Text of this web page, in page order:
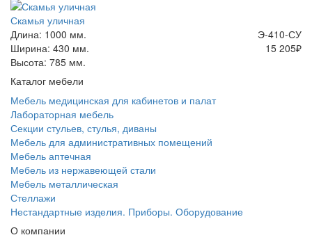
Скамья уличная
Э-410-СУ
15 205₽
Длина: 1000 мм.
Ширина: 430 мм.
Высота: 785 мм.
Каталог мебели
Мебель медицинская для кабинетов и палат
Лабораторная мебель
Секции стульев, стулья, диваны
Мебель для административных помещений
Мебель аптечная
Мебель из нержавеющей стали
Мебель металлическая
Стеллажи
Нестандартные изделия. Приборы. Оборудование
О компании